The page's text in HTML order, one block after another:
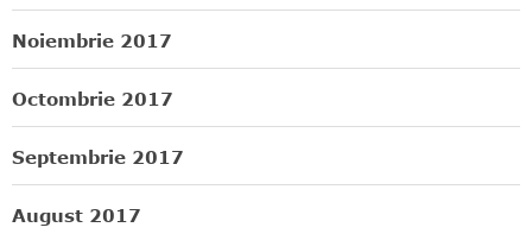
Noiembrie 2017
Octombrie 2017
Septembrie 2017
August 2017